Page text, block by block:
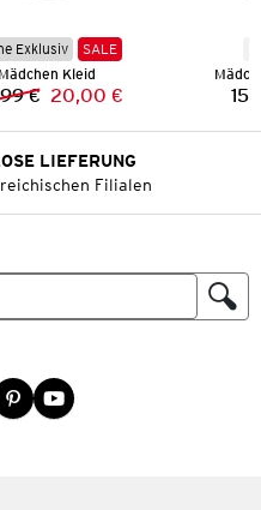
Exklusiv
SALE
Mädchen Kleid
Vorheriger Preis:
€ Neuer Preis:
20,00 €
LIEFERUNG
Filialen